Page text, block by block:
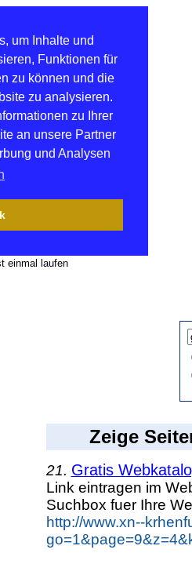
um Inhalte und
Funktionen für
zu können und die
zu analysieren.
zu Ihrer
an unsere Partner
und Analysen
einmal laufen
Zeige
21. Gratis
Link eintragen im
Suchbox fuer Ihre
http://www.xn--